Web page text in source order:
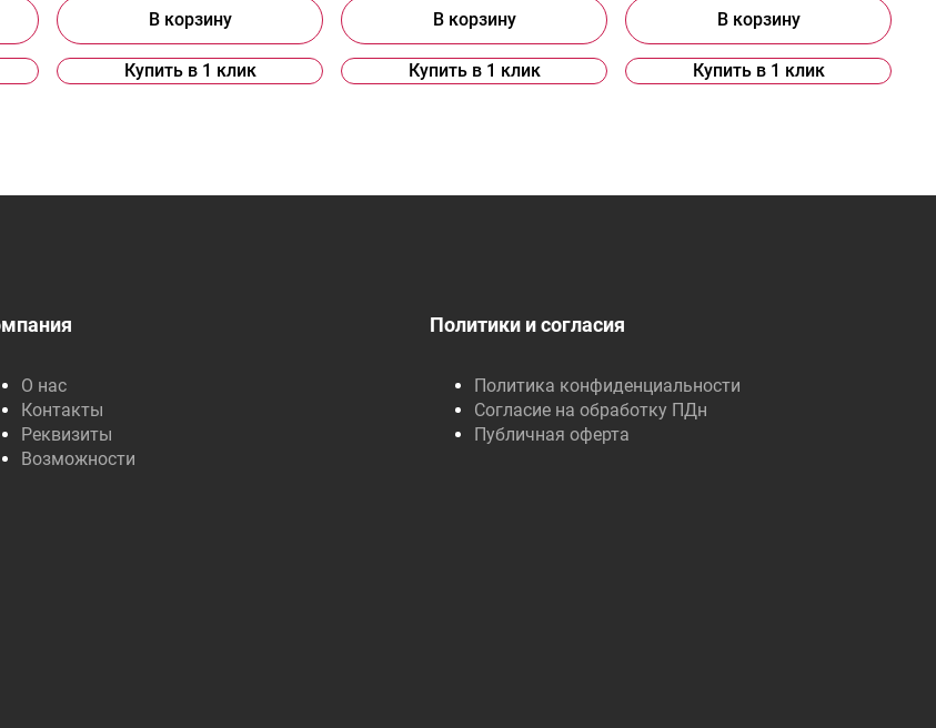
В корзину
Купить в 1 клик
В корзину
Купить в 1 клик
В корзину
Купить в 1 клик
О нас
Контакты
Реквизиты
Возможности
Политики и согласия
Политика конфиденциальности
Согласие на обработку ПДн
Публичная оферта